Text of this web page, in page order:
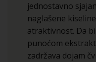
jednostavno
naglašene
atraktivnost. Da
punoćom
zadržava dojam